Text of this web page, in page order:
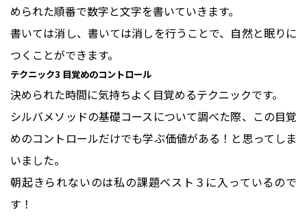
められた順番で数字と文字を書いていきます。
書いては消し、書いては消しを行うことで、自然と眠りに
つくことができます。
テクニック3 目覚めのコントロール
決められた時間に気持ちよく目覚めるテクニックです。
シルバメソッドの基礎コースについて調べた際、この目覚
めのコントロールだけでも学ぶ価値がある！と思ってしま
いました。
朝起きられないのは私の課題ベスト３に入っているので
す！